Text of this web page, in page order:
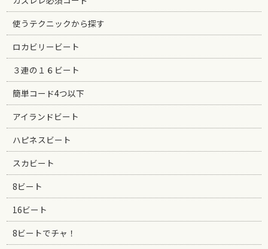
使うテクニックから探す
ロカビリービート
３連の１６ビート
簡単コード4つ以下
アイランドビート
ハピネスビート
スカビート
8ビート
16ビート
8ビートでチャ！